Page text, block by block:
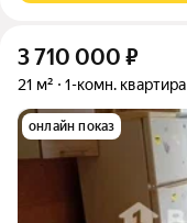
3 710 000 ₽
21 м² 1-комн. квартира
онлайн показ